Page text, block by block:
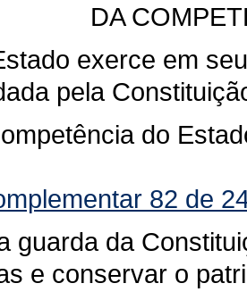
DA
exerce em
pela
do
82 de
guarda da
e conservar o